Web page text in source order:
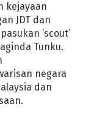
kejayaan
JDT dan
‘scout’
Tunku.
negara
dan